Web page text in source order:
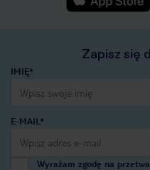
Zapisz się
IMIĘ*
E-MAIL*
Wyrażam zgodę na